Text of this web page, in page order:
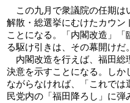
この九月で衆議院の任期は
解散・総選挙にむけたカウン
ことになる。「内閣改造」
る駆け引きは、その幕開けだ。
内閣改造を行えば、福田総
決意を示すことになる。しか
ながらなければ、「これでは
民党内の「福田降ろし」に弾